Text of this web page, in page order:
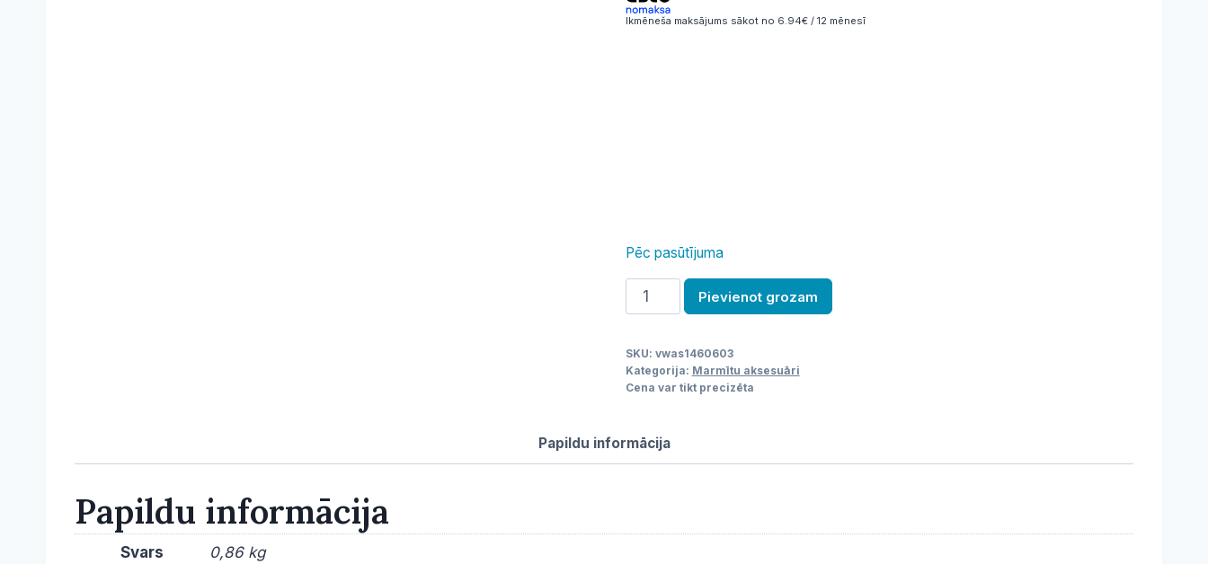
Ikmēneša maksājums sākot no 6.94€ / 12 mēnesī
Pēc pasūtījuma
Marmīts
daudzums
Pievienot grozam
SKU: vwas1460603
Kategorija: Marmītu aksesuāri
Cena var tikt precizēta
Papildu informācija
Papildu informācija
Svars 0,86 kg